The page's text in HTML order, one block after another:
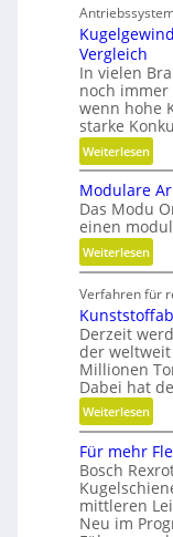
h
r
l
e
x
i
b
l
i
t
ä
,
D
y
n
a
m
i
k
u
n
d
Vergleich
In vielen
noch
wenn hohe
starke
Weiterlesen:
K
u
g
e
l
g
e
w
i
n
d
e
t
r
i
e
b
u
Modulare
Das Modu
einen
Weiterlesen:
M
o
d
u
l
r
e
r
m
a
t
Verfahren für
Derzeit
der
Millionen
Dabei hat
Weiterlesen:
K
u
n
s
Für mehr
Bosch
mittleren
Neu im